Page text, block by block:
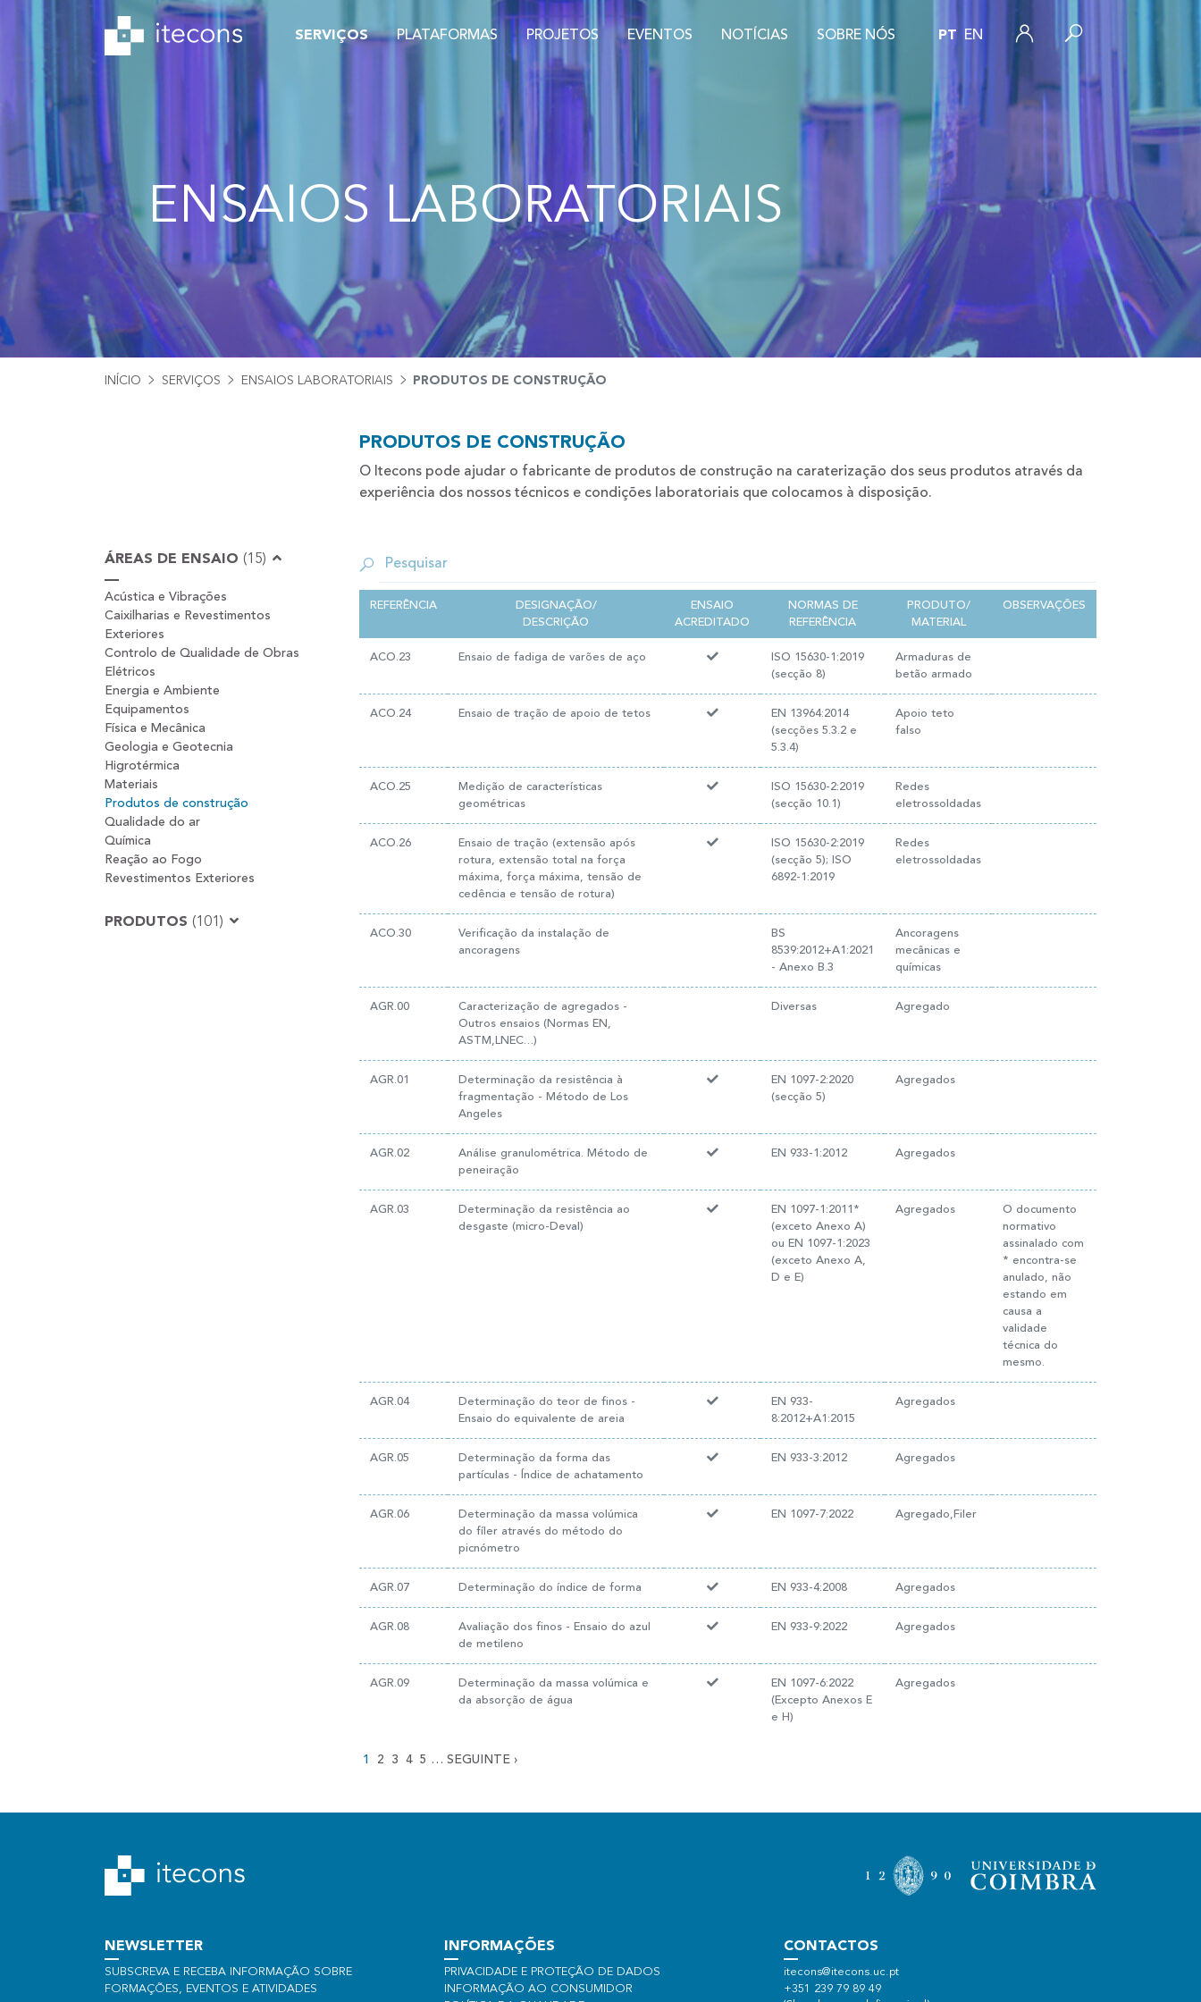
SERVIÇOS PLATAFORMAS PROJETOS EVENTOS NOTÍCIAS SOBRE NÓS PT EN
ENSAIOS LABORATORIAIS
INÍCIO SERVIÇOS ENSAIOS LABORATORIAIS PRODUTOS DE CONSTRUÇÃO
PRODUTOS DE CONSTRUÇÃO
O Itecons pode ajudar o fabricante de produtos de construção na caraterização dos seus produtos através da
experiência dos nossos técnicos e condições laboratoriais que colocamos à disposição.
ÁREAS DE ENSAIO (15)
Acústica e Vibrações
Caixilharias e Revestimentos
Exteriores
Controlo de Qualidade de Obras
Elétricos
Energia e Ambiente
Equipamentos
Física e Mecânica
Geologia e Geotecnia
Higrotérmica
Materiais
Produtos de construção
Qualidade do ar
Química
Reação ao Fogo
Revestimentos Exteriores
PRODUTOS (101)
REFERÊNCIA
DESIGNAÇÃO/
DESCRIÇÃO
ENSAIO
ACREDITADO
NORMAS DE
REFERÊNCIA
PRODUTO/
MATERIAL
OBSERVAÇÕES
ACO.23 Ensaio de fadiga de varões de aço
ISO 15630-1:2019
(secção 8)
Armaduras de
betão armado
ACO.24 Ensaio de tração de apoio de tetos
EN 13964:2014
(secções 5.3.2 e
5.3.4)
Apoio teto
falso
ACO.25
Medição de características
geométricas
ISO 15630-2:2019
(secção 10.1)
Redes
eletrossoldadas
ACO.26
Ensaio de tração (extensão após
rotura, extensão total na força
máxima, força máxima, tensão de
cedência e tensão de rotura)
ISO 15630-2:2019
(secção 5); ISO
6892-1:2019
Redes
eletrossoldadas
ACO.30
Verificação da instalação de
ancoragens
BS
8539:2012+A1:2021
- Anexo B.3
Ancoragens
mecânicas e
químicas
AGR.00
Caracterização de agregados -
Outros ensaios (Normas EN,
ASTM,LNEC…)
Diversas Agregado
AGR.01
Determinação da resistência à
fragmentação - Método de Los
Angeles
EN 1097-2:2020
(secção 5)
Agregados
AGR.02
Análise granulométrica. Método de
peneiração
EN 933-1:2012 Agregados
AGR.03
Determinação da resistência ao
desgaste (micro-Deval)
EN 1097-1:2011*
(exceto Anexo A)
ou EN 1097-1:2023
(exceto Anexo A,
D e E)
Agregados
O documento
normativo
assinalado com
* encontra-se
anulado, não
estando em
causa a
validade
técnica do
mesmo.
AGR.04
Determinação do teor de finos -
Ensaio do equivalente de areia
EN 933-
8:2012+A1:2015
Agregados
AGR.05
Determinação da forma das
partículas - Índice de achatamento
EN 933-3:2012 Agregados
AGR.06
Determinação da massa volúmica
do fíler através do método do
picnómetro
EN 1097-7:2022 Agregado,Filer
AGR.07 Determinação do índice de forma EN 933-4:2008 Agregados
AGR.08
Avaliação dos finos - Ensaio do azul
de metileno
EN 933-9:2022 Agregados
AGR.09
Determinação da massa volúmica e
da absorção de água
EN 1097-6:2022
(Excepto Anexos E
e H)
Agregados
1 2 3 4 5 … SEGUINTE ›
NEWSLETTER
SUBSCREVA E RECEBA INFORMAÇÃO SOBRE
FORMAÇÕES, EVENTOS E ATIVIDADES
INFORMAÇÕES
PRIVACIDADE E PROTEÇÃO DE DADOS
INFORMAÇÃO AO CONSUMIDOR
CONTACTOS
itecons@itecons.uc.pt
+351 239 79 89 49